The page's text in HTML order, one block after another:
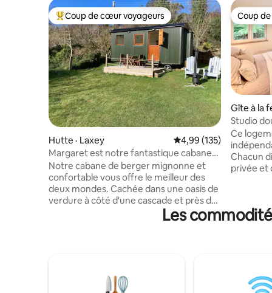
Coup de cœur voyageurs parmi les plus aimés
Coup de cœur voyageurs
Hutte · Laxey Note moyenne de
4,99 (135)
Margaret est notre fantastique cabane
de berger
Notre cabane de berger mignonne et
confortable vous offre le meilleur des
deux mondes. Cachée dans une oasis de
verdure à côté d'une cascade et près de
la plage, la cabane se trouve à quelques
pas des pubs, restaurants et commerces
salon entièrement équipé qui permet de
Coup
Coup
Gîte à la
Studio
un jardin
Ce
Chacun
privée et
groupes
peuvent
Les